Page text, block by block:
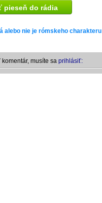
pieseň do rádia
alebo nie je rómskeho charakteru
musíte sa prihlásiť: